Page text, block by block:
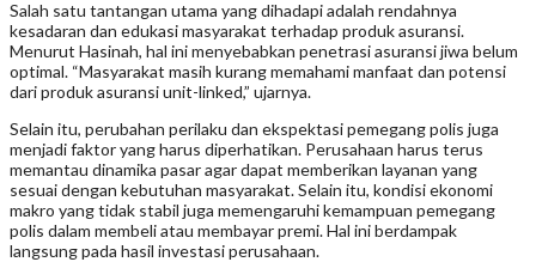
Salah satu tantangan utama yang dihadapi adalah rendahnya
kesadaran dan edukasi masyarakat terhadap produk asuransi.
Menurut Hasinah, hal ini menyebabkan penetrasi asuransi jiwa belum
optimal. “Masyarakat masih kurang memahami manfaat dan potensi
dari produk asuransi unit-linked,” ujarnya.
Selain itu, perubahan perilaku dan ekspektasi pemegang polis juga
menjadi faktor yang harus diperhatikan. Perusahaan harus terus
memantau dinamika pasar agar dapat memberikan layanan yang
sesuai dengan kebutuhan masyarakat. Selain itu, kondisi ekonomi
makro yang tidak stabil juga memengaruhi kemampuan pemegang
polis dalam membeli atau membayar premi. Hal ini berdampak
langsung pada hasil investasi perusahaan.